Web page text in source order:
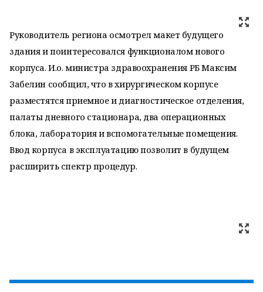
Руководитель региона осмотрел макет будущего
здания и поинтересовался функционалом нового
корпуса. И.о. министра здравоохранения РБ Максим
Забелин сообщил, чтов хирургическом корпусе
разместятся приемное и диагностическое отделения,
палаты дневного стационара, два операционных
блока, лаборатория и вспомогательные помещения.
Ввод корпуса в эксплуатацию позволит в будущем
расширить спектр процедур.